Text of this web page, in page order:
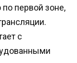
первой зоне,
с